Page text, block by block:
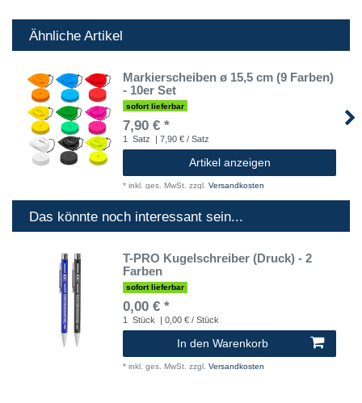
Ähnliche Artikel
Markierscheiben ø 15,5 cm (9 Farben)
- 10er Set
sofort lieferbar
7,90 € *
1 Satz | 7,90 € / Satz
Artikel anzeigen
* inkl. ges. MwSt. zzgl. Versandkosten
Das könnte noch interessant sein...
T-PRO Kugelschreiber (Druck) - 2
Farben
sofort lieferbar
0,00 € *
1 Stück | 0,00 € / Stück
In den Warenkorb
* inkl. ges. MwSt. zzgl. Versandkosten